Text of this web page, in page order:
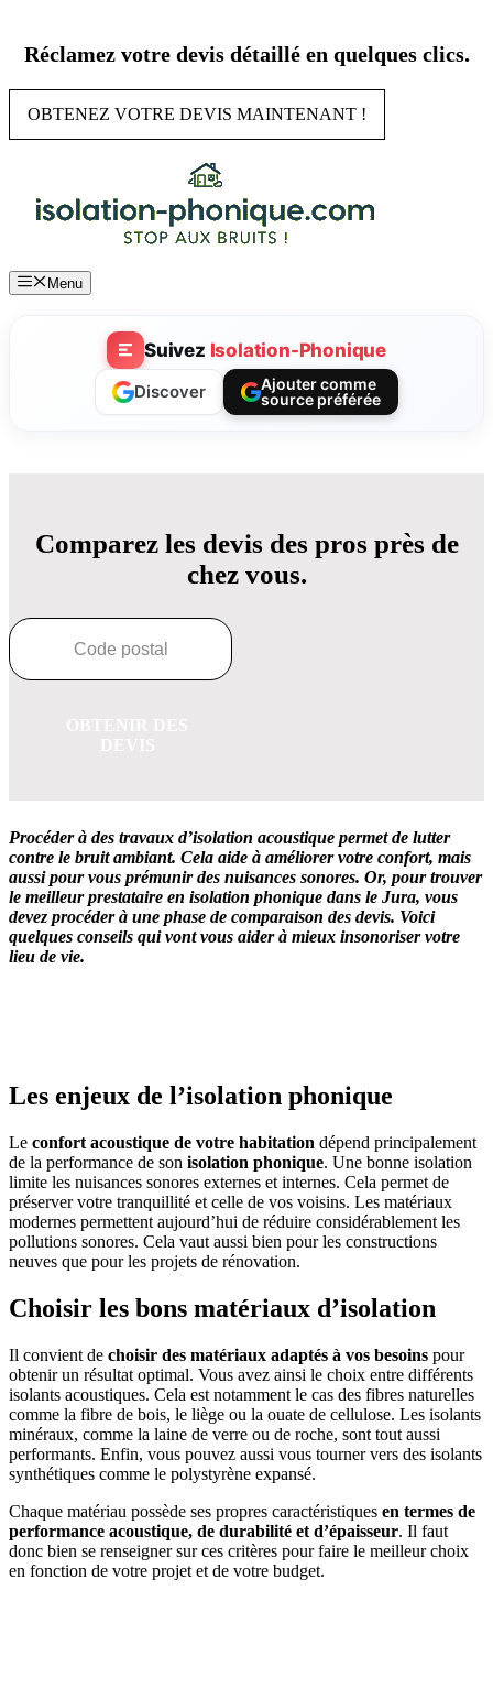
contenu
Réclamez votre devis détaillé en quelques clics.
OBTENEZ VOTRE DEVIS MAINTENANT !
Menu
Suivez Isolation-Phonique
Discover
Ajouter comme
source préférée
Comparez les devis des pros près de
chez vous.
Procéder à des travaux d’isolation acoustique permet de lutter
contre le bruit ambiant. Cela aide à améliorer votre confort, mais
aussi pour vous prémunir des nuisances sonores. Or, pour trouver
le meilleur prestataire en isolation phonique dans le Jura, vous
devez procéder à une phase de comparaison des devis. Voici
quelques conseils qui vont vous aider à mieux insonoriser votre
lieu de vie.
Les enjeux de l’isolation phonique
Le confort acoustique de votre habitation dépend principalement
de la performance de son isolation phonique. Une bonne isolation
limite les nuisances sonores externes et internes. Cela permet de
préserver votre tranquillité et celle de vos voisins. Les matériaux
modernes permettent aujourd’hui de réduire considérablement les
pollutions sonores. Cela vaut aussi bien pour les constructions
neuves que pour les projets de rénovation.
Choisir les bons matériaux d’isolation
Il convient de choisir des matériaux adaptés à vos besoins pour
obtenir un résultat optimal. Vous avez ainsi le choix entre différents
isolants acoustiques. Cela est notamment le cas des fibres naturelles
comme la fibre de bois, le liège ou la ouate de cellulose. Les isolants
minéraux, comme la laine de verre ou de roche, sont tout aussi
performants. Enfin, vous pouvez aussi vous tourner vers des isolants
synthétiques comme le polystyrène expansé.
Chaque matériau possède ses propres caractéristiques en termes de
performance acoustique, de durabilité et d’épaisseur. Il faut
donc bien se renseigner sur ces critères pour faire le meilleur choix
en fonction de votre projet et de votre budget.